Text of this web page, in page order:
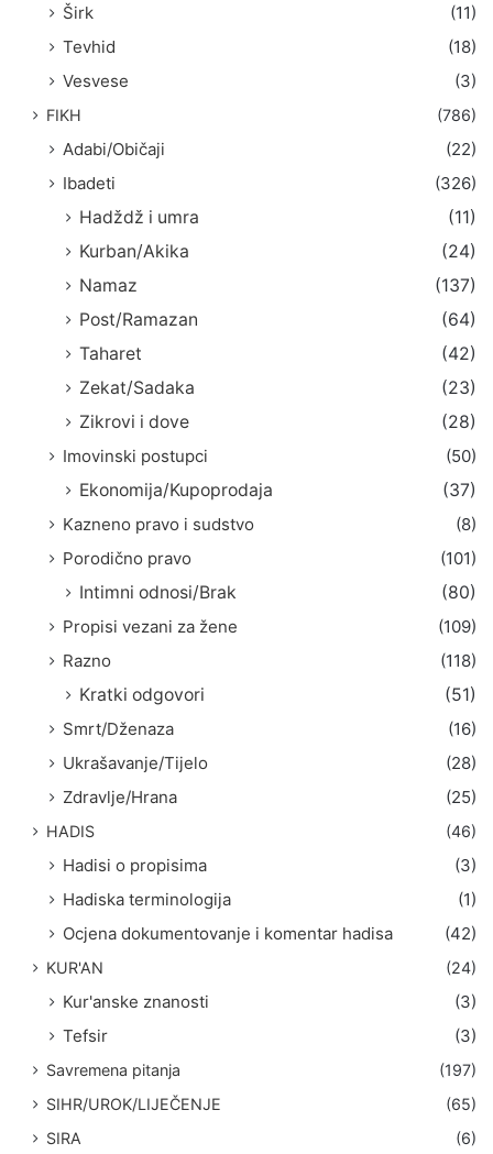
Širk
(11)
Tevhid
(18)
Vesvese
(3)
FIKH (786)
Adabi/Običaji
(22)
Ibadeti
(326)
Hadždž i umra
(11)
Kurban/Akika
(24)
Namaz
(137)
Post/Ramazan
(64)
Taharet
(42)
Zekat/Sadaka
(23)
Zikrovi i dove
(28)
Imovinski postupci
(50)
Ekonomija/Kupoprodaja
(37)
Kazneno pravo i sudstvo
(8)
Porodično pravo
(101)
Intimni odnosi/Brak
(80)
Propisi vezani za žene
(109)
Razno
(118)
Kratki odgovori
(51)
Smrt/Dženaza
(16)
Ukrašavanje/Tijelo
(28)
Zdravlje/Hrana
(25)
HADIS (46)
Hadisi o propisima
(3)
Hadiska terminologija
(1)
Ocjena dokumentovanje i komentar hadisa
(42)
KUR'AN (24)
Kur'anske znanosti
(3)
Tefsir
(3)
Savremena pitanja
(197)
SIHR/UROK/LIJEČENJE
(65)
SIRA
(6)